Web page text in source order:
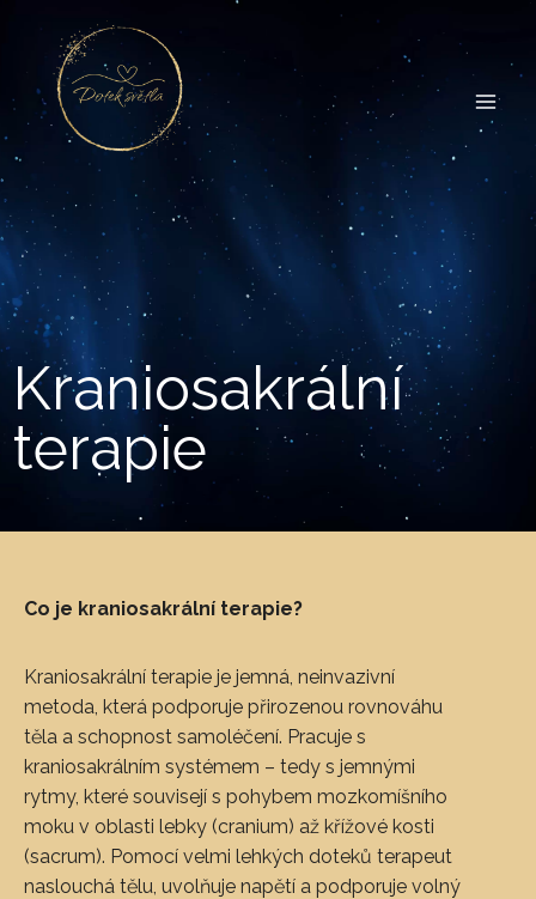
Kraniosakrální
terapie
Co je kraniosakrální terapie?
Kraniosakrální terapie je jemná, neinvazivní
metoda, která podporuje přirozenou rovnováhu
těla a schopnost samoléčení. Pracuje s
kraniosakrálním systémem – tedy s jemnými
rytmy, které souvisejí s pohybem mozkomíšního
moku v oblasti lebky (cranium) až křížové kosti
(sacrum). Pomocí velmi lehkých doteků terapeut
naslouchá tělu, uvolňuje napětí a podporuje volný